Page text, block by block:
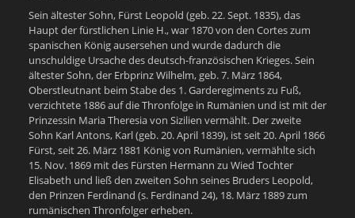
Sein ältester Sohn, Fürst Leopold (geb. 22. Sept. 1835), das
Haupt der fürstlichen Linie H., war 1870 von den Cortes zum
spanischen König ausersehen und wurde dadurch die
unschuldige Ursache des deutsch-französischen Krieges. Sein
ältester Sohn, der Erbprinz Wilhelm, geb. 7. März 1864,
Oberstleutnant beim Stabe des 1. Garderegiments zu Fuß,
verzichtete 1886 auf die Thronfolge in Rumänien und ist mit der
Prinzessin Maria Theresia von Sizilien vermählt. Der zweite
Sohn Karl Antons, Karl (geb. 20. April 1839), ist seit 20. April 1866
Fürst, seit 26. März 1881 König von Rumänien, vermählte sich
15. Nov. 1869 mit des Fürsten Hermann zu Wied Tochter
Elisabeth und ließ den zweiten Sohn seines Bruders Leopold,
den Prinzen Ferdinand (s. Ferdinand 24), 18. März 1889 zum
rumänischen Thronfolger erheben.